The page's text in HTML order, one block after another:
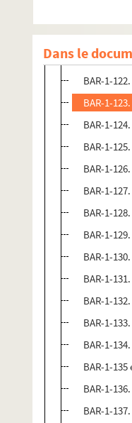
Dans le
BAR-1-
BAR-1-
BAR-1-
BAR-1-
BAR-1-
BAR-1-
BAR-1-
BAR-1-
BAR-1-
BAR-1-
BAR-1-
BAR-1-
BAR-1-
BAR-1-
BAR-1-
BAR-1-
BAR-1-
BAR-1-